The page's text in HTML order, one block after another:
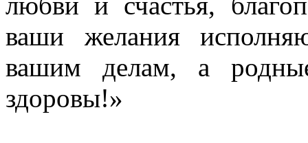
ваши желания
вашим делам, а
здоровы!»